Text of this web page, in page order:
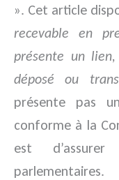
». Cet article
recevable en
présente un
déposé ou
présente pas
conforme à la
est
parlementaires.